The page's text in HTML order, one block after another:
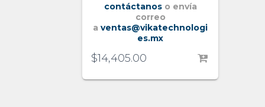
contáctanos o envía
correo
a ventas@vikatechnologi
es.mx
$14,405.00